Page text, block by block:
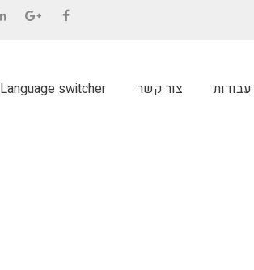
עבודות צור קשר Language switcher